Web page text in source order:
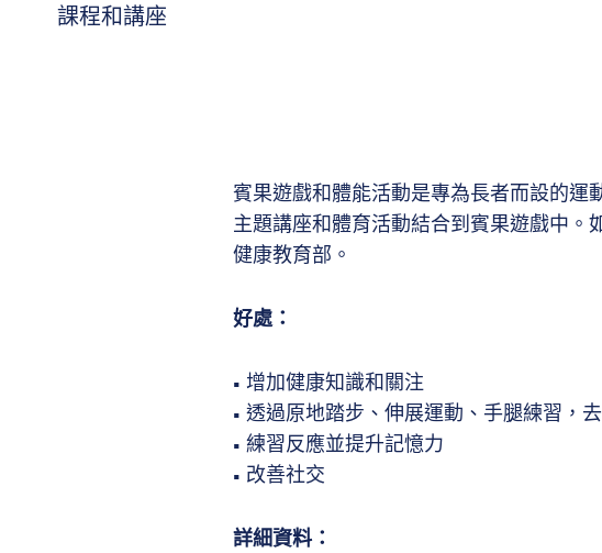
課程和講座
賓果遊戲和體能活動是專為長者而設的運
主題講座和體育活動結合到賓果遊戲中。
健康教育部。
好處：
• 增加健康知識和關注
• 透過原地踏步、伸展運動、手腿練習，
• 練習反應並提升記憶力
• 改善社交
詳細資料：